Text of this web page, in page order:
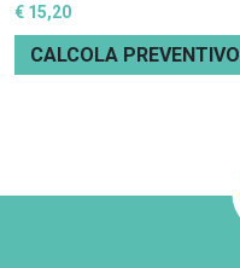
€ 15,20
CALCOLA PREVENTIVO